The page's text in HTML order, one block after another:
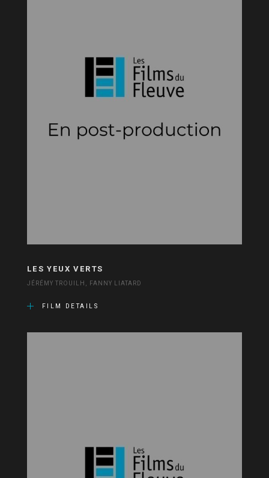
LES YEUX VERTS
JÉRÉMY TROUILH, FANNY LIATARD
FILM DETAILS